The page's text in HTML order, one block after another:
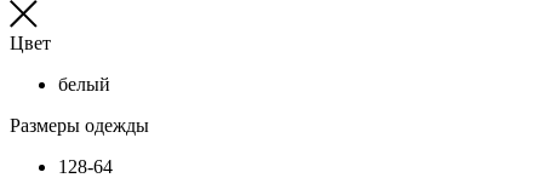
Цвет
белый
Размеры одежды
128-64